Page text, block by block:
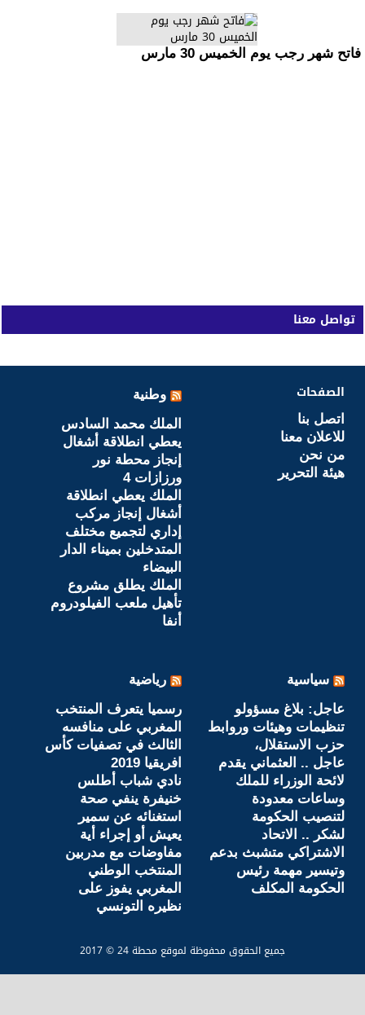
فاتح شهر رجب يوم الخميس 30 مارس
تواصل معنا
الصفحات
اتصل بنا
للاعلان معنا
من نحن
هيئة التحرير
وطنية
الملك محمد السادس
يعطي انطلاقة أشغال
إنجاز محطة نور
ورزازات 4
الملك يعطي انطلاقة
أشغال إنجاز مركب
إداري لتجميع مختلف
المتدخلين بميناء الدار
البيضاء
الملك يطلق مشروع
تأهيل ملعب الفيلودروم
أنفا
سياسية
عاجل: بلاغ مسؤولو
تنظيمات وهيئات وروابط
حزب الاستقلال،
عاجل .. العثماني يقدم
لائحة الوزراء للملك
وساعات معدودة
لتنصيب الحكومة
لشكر .. الاتحاد
الاشتراكي متشبث بدعم
وتيسير مهمة رئيس
الحكومة المكلف
رياضية
رسميا يتعرف المنتخب
المغربي على منافسه
الثالث في تصفيات كأس
افريقيا 2019
نادي شباب أطلس
خنيفرة ينفي صحة
استغنائه عن سمير
يعيش أو إجراء أية
مفاوضات مع مدربين
المنتخب الوطني
المغربي يفوز على
نظيره التونسي
جميع الحقوق محفوظة لموقع محطة 24 © 2017